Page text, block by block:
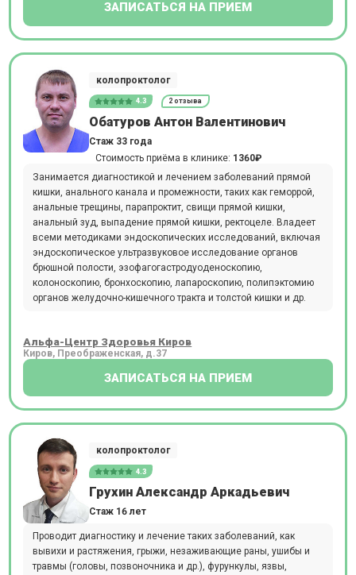
ЗАПИСАТЬСЯ НА ПРИЕМ
колопроктолог
4.3 2 отзыва
Обатуров Антон Валентинович
Стаж 33 года
Стоимость приёма в клинике: 1360₽
Занимается диагностикой и лечением заболеваний прямой
кишки, анального канала и промежности, таких как геморрой,
анальные трещины, парапроктит, свищи прямой кишки,
анальный зуд, выпадение прямой кишки, ректоцеле. Владеет
всеми методиками эндоскопических исследований, включая
эндоскопическое ультразвуковое исследование органов
брюшной полости, эзофагогастродуоденоскопию,
колоноскопию, бронхоскопию, лапароскопию, полипэктомию
органов желудочно-кишечного тракта и толстой кишки и др.
Альфа-Центр Здоровья Киров
Киров, Преображенская, д.37
ЗАПИСАТЬСЯ НА ПРИЕМ
колопроктолог
4.3
Грухин Александр Аркадьевич
Стаж 16 лет
Проводит диагностику и лечение таких заболеваний, как
вывихи и растяжения, грыжи, незаживающие раны, ушибы и
травмы (головы, позвоночника и др.), фурункулы, язвы,